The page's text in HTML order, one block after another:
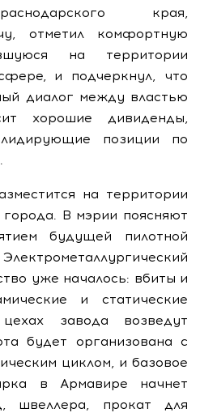
края,
отметил комфортную
на территории
и подчеркнул, что
диалог между властью
хорошие дивиденды,
позиции по
на территории
города. В мэрии поясняют
будущей пилотной
уже началось: вбиты и
и статические
завода возведут
будет организована с
циклом, и базовое
в Армавире начнет
швеллера, прокат для